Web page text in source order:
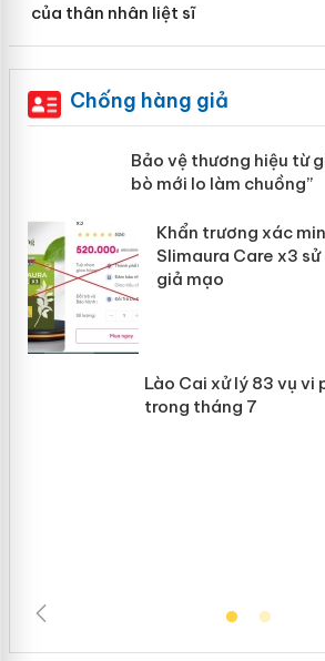
của thân nhân liệt sĩ
Chống hàng giả
Bảo vệ thương hiệu
“mất bò mới lo làm